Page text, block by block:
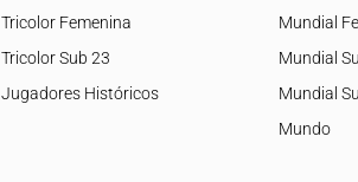
Tricolor Femenina
Tricolor Sub 23
Jugadores Históricos
Mundial
Mundial
Mundial
Mundo